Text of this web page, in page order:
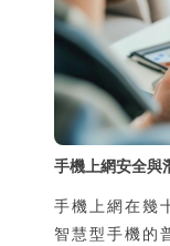
手機上網安全與
手機上網在幾
智慧型手機的